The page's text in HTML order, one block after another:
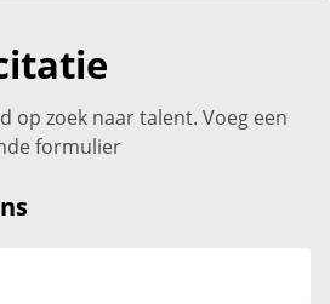
op zoek naar talent. Voeg een
formulier